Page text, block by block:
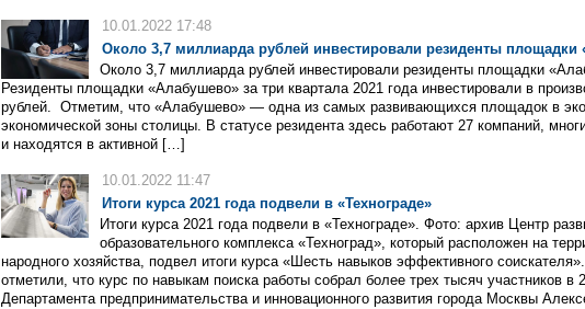
10.01.2022 17:48
Около 3,7 миллиарда рублей инвестировали резиденты площадки
Около 3,7 миллиарда рублей инвестировали резиденты площадки
Резиденты площадки «Алабушево» за три квартала 2021 года инвестировали в
рублей. Отметим, что «Алабушево» — одна из самых развивающихся площадок в
экономической зоны столицы. В статусе резидента здесь работают 27 компаний,
и находятся в активной […]
10.01.2022 11:47
Итоги курса 2021 года подвели в «Технограде»
Итоги курса 2021 года подвели в «Технограде». Фото: архив Центр
образовательного комплекса «Техноград», который расположен на
народного хозяйства, подвел итоги курса «Шесть навыков эффективного
отметили, что курс по навыкам поиска работы собрал более трех тысяч участников в
Департамента предпринимательства и инновационного развития города Москвы